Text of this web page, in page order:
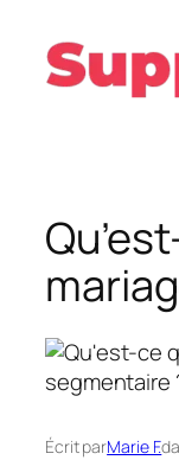
contenu
Écrit parMarie F.